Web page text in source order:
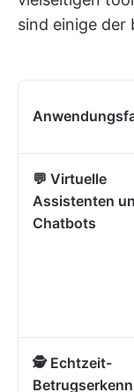
sind einige der
💬 Virtuelle
Assistenten
Chatbots
🕵️ Echtzeit-